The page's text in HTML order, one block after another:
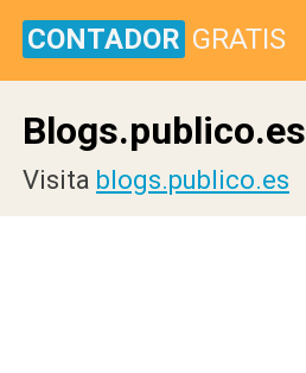
CONTADOR GRATIS
Blogs.publico.es
Visita blogs.publico.es